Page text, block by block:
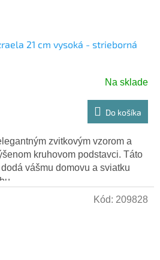
21 cm vysoká - strieborná
Na sklade
Do košíka
zvitkovým vzorom a
kruhovom podstavci. Táto
vášmu domovu a sviatku
Kód: 209828